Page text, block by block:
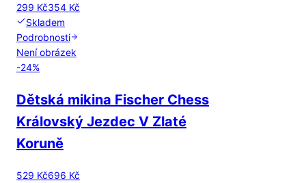
299 Kč354 Kč
Skladem
Podrobnosti
Není obrázek
-24%
Dětská mikina Fischer Chess
Královský Jezdec V Zlaté
Koruně
529 Kč696 Kč